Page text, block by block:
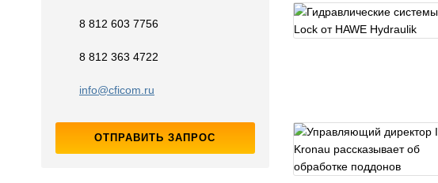
8 812 603 7756
8 812 363 4722
info@cficom.ru
ОТПРАВИТЬ ЗАПРОС